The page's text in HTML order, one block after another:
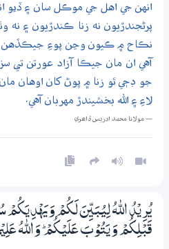
انهن جي اهل جي موڪل سان ۽ ڏيو
پرڻجندڙيون نه زنا ڪندڙيون ۽ نه
نڪاح ۾ ڪيون وڃن پوءِ جيڪڏهن
آهي ان مان جيڪا آزاد عورتن تي
جو ڊڄي ٿو زنا ۾ پوڻ کان اوهان
لاءِ ۽ الله بخشيندڙ مهربان آهي.
— مولانا محمد ادريس ڏاھري
يُرِيْدُ اللّٰهُ لِيُـبَيِّنَ لَكُمْ
قَبْلِكُمْ وَيَتُوْبَ عَلَيْكُمْ ۭ وَاللّٰهُ عَلِيْمٌ